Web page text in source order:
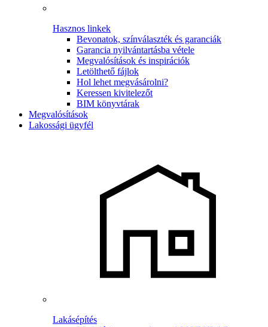
Hasznos linkek
Bevonatok, színválaszték és garanciák
Garancia nyilvántartásba vétele
Megvalósítások és inspirációk
Letölthető fájlok
Hol lehet megvásárolni?
Keressen kivitelezőt
BIM könyvtárak
Megvalósítások
Lakossági ügyfél
Lakásépítés